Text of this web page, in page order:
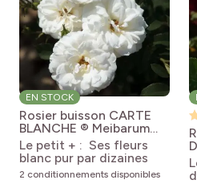
EN STOCK
Rosier buisson CARTE
BLANCHE ® Meibarum
Rosa 'Meibarum' CARTE
BLANCHE®
Le petit + : Ses fleurs
blanc pur par dizaines
2 conditionnements disponibles